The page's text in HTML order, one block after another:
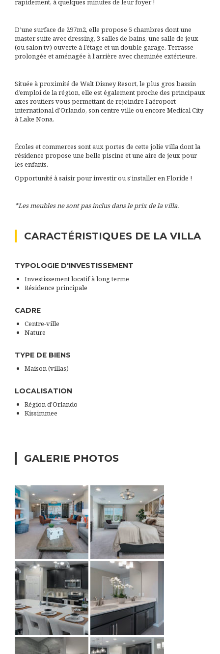
rapidement, à quelques minutes de leur foyer !
D’une surface de 297m2, elle propose 5 chambres dont une
master suite avec dressing, 3 salles de bains, une salle de jeux
(ou salon tv) ouverte à l’étage et un double garage. Terrasse
prolongée et aménagée à l’arrière avec cheminée extérieure.
Située à proximité de Walt Disney Resort, le plus gros bassin
d’emploi de la région, elle est également proche des principaux
axes routiers vous permettant de rejoindre l’aéroport
international d’Orlando, son centre ville ou encore Medical City
à Lake Nona.
Écoles et commerces sont aux portes de cette jolie villa dont la
résidence propose une belle piscine et une aire de jeux pour
les enfants.
Opportunité à saisir pour investir ou s’installer en Floride !
*Les meubles ne sont pas inclus dans le prix de la villa.
CARACTÉRISTIQUES DE LA VILLA
TYPOLOGIE D'INVESTISSEMENT
Investissement locatif à long terme
Résidence principale
CADRE
Centre-ville
Nature
TYPE DE BIENS
Maison (villas)
LOCALISATION
Région d'Orlando
Kissimmee
GALERIE PHOTOS